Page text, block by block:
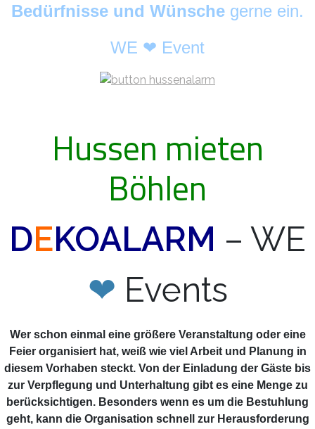
Bedürfnisse und Wünsche gerne ein.
WE ❤ Event
Hussen mieten
Böhlen
DEKOALARM – WE
❤ Events
Wer schon einmal eine größere Veranstaltung oder eine
Feier organisiert hat, weiß wie viel Arbeit und Planung in
diesem Vorhaben steckt. Von der Einladung der Gäste bis
zur Verpflegung und Unterhaltung gibt es eine Menge zu
berücksichtigen. Besonders wenn es um die Bestuhlung
geht, kann die Organisation schnell zur Herausforderung